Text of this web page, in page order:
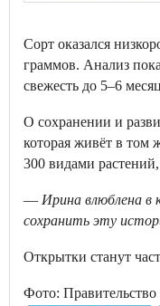
Сорт оказался
граммов. Анализ
свежесть до 5–6
О сохранении и
которая живёт в том
300 видами
— Ирина влюблена в
сохранить эту
Открытки станут
Фото: Правительство